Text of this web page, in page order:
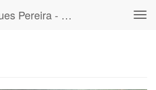
Sheila Rasch-Rodrigues Pereira - Begin